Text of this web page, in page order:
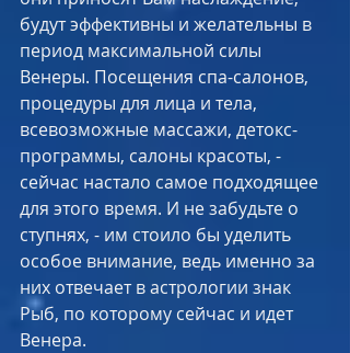
будут эффективны и желательны в
период максимальной силы
Венеры. Посещения спа-салонов,
процедуры для лица и тела,
всевозможные массажи, детокс-
программы, салоны красоты, -
сейчас настало самое подходящее
для этого время. И не забудьте о
ступнях, - им стоило бы уделить
особое внимание, ведь именно за
них отвечает в астрологии знак
Рыб, по которому сейчас и идет
Венера.